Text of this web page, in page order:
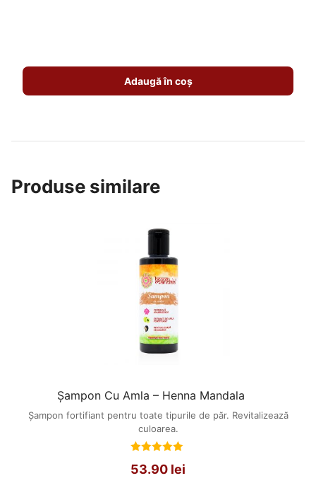
Adaugă în coș
Produse similare
Șampon Cu Amla – Henna Mandala
Șampon fortifiant pentru toate tipurile de păr. Revitalizează
culoarea.
la
53.90 lei